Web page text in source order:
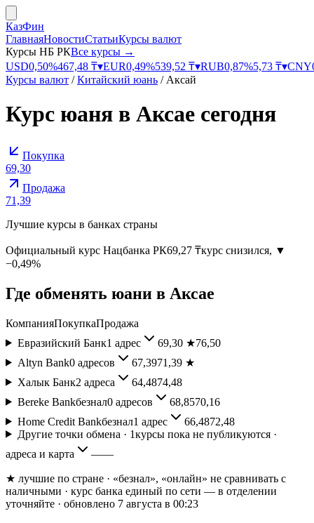
КазФин
ГлавнаяНовостиСтатьиКурсы валют
Курсы НБ РКВсе курсы →
USD0,50%467,48 ₸▾EUR0,49%539,52 ₸▾RUB0,87%5,73 ₸▾CNY
Курсы валют /Китайский юань / Аксай
Курс юаня в Аксае сегодня
Покупка
69,30
Продажа
71,39
Лучшие курсы в банках страны
Официальный курс Нацбанка РК69,27 ₸курс снизился, ▼
−0,49%
Где обменять юани в Аксае
КомпанияПокупкаПродажа
Евразийский Банк1 адрес 69,30★76,50
Altyn Bank0 адресов 67,3971,39★
Халык Банк2 адреса 64,4874,48
Bereke Bankбезнал0 адресов 68,8570,16
Home Credit Bankбезнал1 адрес 66,4872,48
Другие точки обмена · 1курсы пока не публикуются ·
адреса и карта
——
★ лучшие по стране · «безнал», «онлайн» не сравнивать с
наличными · курс банка единый по сети — в отделении
уточняйте · обновлено 7 августа в 00:23